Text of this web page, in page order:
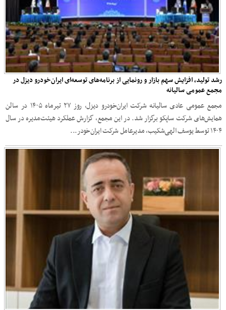
رشد تولید، افزایش سهم بازار و رونمایی از برنامه‌های توسعه‌ای ایران‌خودرو دیزل در
مجمع عمومی سالیانه
مجمع عمومی عادی سالیانه شرکت ایران‌خودرو دیزل، روز ۲۷ تیرماه ۱۴۰۵ در سالن
همایش‌های شرکت ساپکو برگزار شد. در این مجمع، گزارش عملکرد هیئت‌مدیره در سال
۱۴۰۴ توسط یوسف الهی‌شکیب، مدیرعامل شرکت ایران‌خودر...